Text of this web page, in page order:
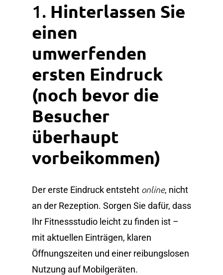
1. Hinterlassen Sie
einen
umwerfenden
ersten Eindruck
(noch bevor die
Besucher
überhaupt
vorbeikommen)
Der erste Eindruck entsteht online, nicht
an der Rezeption. Sorgen Sie dafür, dass
Ihr Fitnessstudio leicht zu finden ist –
mit aktuellen Einträgen, klaren
Öffnungszeiten und einer reibungslosen
Nutzung auf Mobilgeräten.